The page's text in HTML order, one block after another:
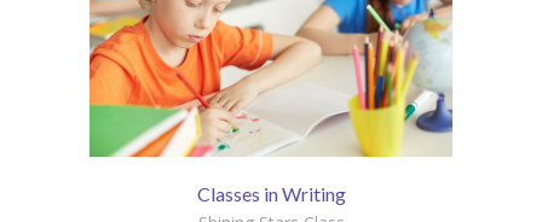
Classes in Writing